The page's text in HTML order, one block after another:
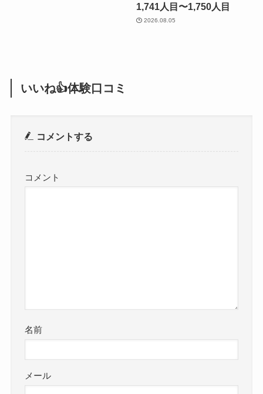
1,741人目〜1,750人目
2026.08.05
いいね👍体験口コミ
コメントする
コメント
名前
メール